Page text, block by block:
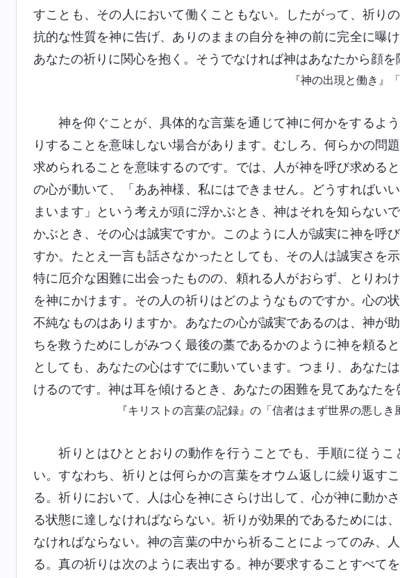
すことも、その人において働くこともない。したがって、祈り
抗的な性質を神に告げ、ありのままの自分を神の前に完全に曝
あなたの祈りに関心を抱く。そうでなければ神はあなたから顔を
『神の出現と働き』
神を仰ぐことが、具体的な言葉を通じて神に何かをするよ
りすることを意味しない場合があります。むしろ、何らかの問
求められることを意味するのです。では、人が神を呼び求める
の心が動いて、「ああ神様、私にはできません。どうすればい
まいます」という考えが頭に浮かぶとき、神はそれを知らない
かぶとき、その心は誠実ですか。このように人が誠実に神を呼
すか。たとえ一言も話さなかったとしても、その人は誠実さを
特に厄介な困難に出会ったものの、頼れる人がおらず、とりわ
を神にかけます。その人の祈りはどのようなものですか。心の
不純なものはありますか。あなたの心が誠実であるのは、神が
ちを救うためにしがみつく最後の藁であるかのように神を頼る
としても、あなたの心はすでに動いています。つまり、あなた
けるのです。神は耳を傾けるとき、あなたの困難を見てあなたを
『キリストの言葉の記録』の「信者はまず世界の悪し
祈りとはひととおりの動作を行うことでも、手順に従う
い。すなわち、祈りとは何らかの言葉をオウム返しに繰り返す
る。祈りにおいて、人は心を神にさらけ出して、心が神に動か
る状態に達しなければならない。祈りが効果的であるためには
なければならない。神の言葉の中から祈ることによってのみ、
る。真の祈りは次のように表出する。神が要求することすべて